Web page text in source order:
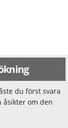
du först svara
åsikter om den